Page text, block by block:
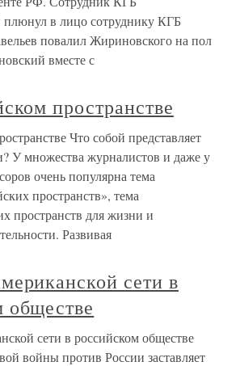
в лицо сотруднику КГБ
повалил Жириновского на пол
вместе с
пространстве
Что собой представляет
У множества журналистов и даже у
очень популярна тема
пространств», тема
пространств для жизни и
Развивая
сети в
обществе
сети в российском обществе
войны против России заставляет